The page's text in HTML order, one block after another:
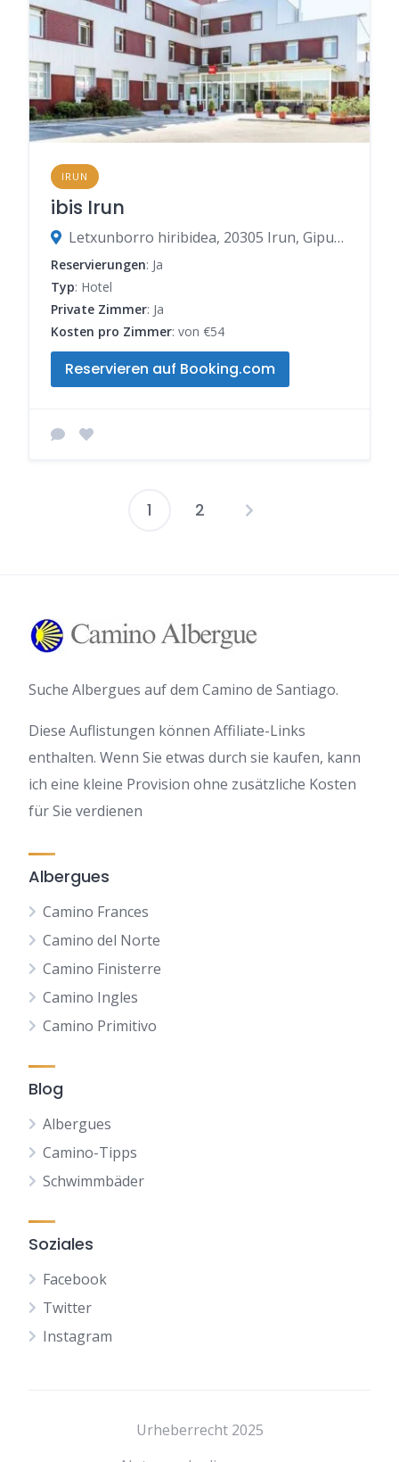
IRUN
ibis Irun
Letxunborro hiribidea, 20305 Irun, Gipuzkoa, Spanien
Reservierungen: Ja
Typ: Hotel
Private Zimmer: Ja
Kosten pro Zimmer: von €54
Reservieren auf Booking.com
1 2
Suche Albergues auf dem Camino de Santiago.
Diese Auflistungen können Affiliate-Links
enthalten. Wenn Sie etwas durch sie kaufen, kann
ich eine kleine Provision ohne zusätzliche Kosten
für Sie verdienen
Albergues
Camino Frances
Camino del Norte
Camino Finisterre
Camino Ingles
Camino Primitivo
Blog
Albergues
Camino-Tipps
Schwimmbäder
Soziales
Facebook
Twitter
Instagram
Urheberrecht 2025